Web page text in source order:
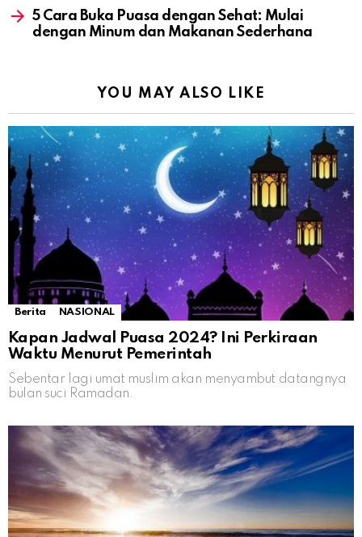
5 Cara Buka Puasa dengan Sehat: Mulai
dengan Minum dan Makanan Sederhana
YOU MAY ALSO LIKE
Berita NASIONAL
Kapan Jadwal Puasa 2024? Ini Perkiraan
Waktu Menurut Pemerintah
Sebentar lagi umat muslim akan menyambut datangnya
bulan suci Ramadan.